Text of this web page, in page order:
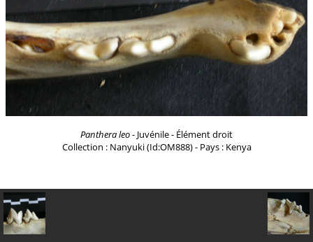
Panthera leo- Juvénile - Élément droit
Collection : Nanyuki (Id:OM888) - Pays : Kenya